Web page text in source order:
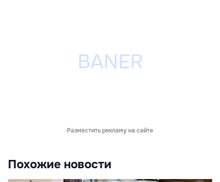
Разместить рекламу на сайте
Похожие новости